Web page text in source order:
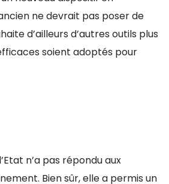
ne devrait pas poser de
d’ailleurs d’autres outils plus
soient adoptés pour
n’a pas répondu aux
Bien sûr, elle a permis un